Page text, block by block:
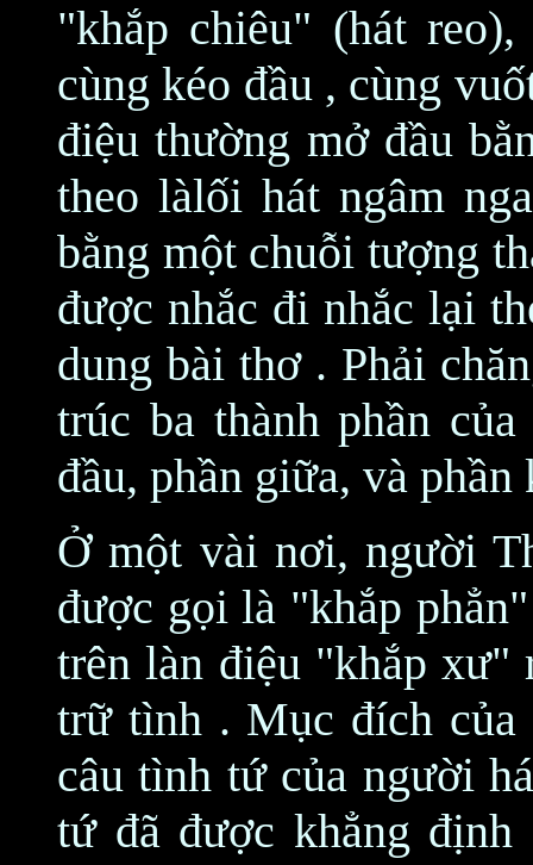
"khắp chiêu" (hát
cùng kéo đầu , cùng
điệu thường mở đầu
theo làlối hát ngâm
bằng một chuỗi tượng
được nhắc đi nhắc lại
dung bài thơ . Phải
trúc ba thành phần
đầu, phần giữa, và phần
Ở một vài nơi, người
được gọi là "khắp
trên làn điệu "khắp xư"
trữ tình . Mục đích của
câu tình tứ của người
tứ đã được khẳng